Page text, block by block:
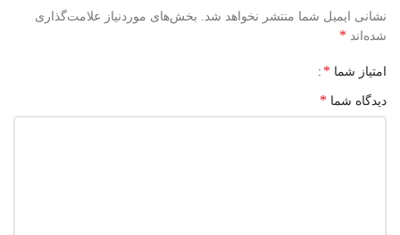
نشانی ایمیل شما منتشر نخواهد شد. بخش‌های موردنیاز علامت‌گذاری
شده‌اند *
امتیاز شما *
دیدگاه شما *